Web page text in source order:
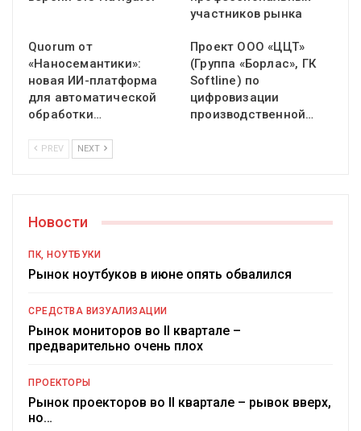
участников рынка
Quorum от
«Наносемантики»:
новая ИИ-платформа
для автоматической
обработки…
Проект ООО «ЦЦТ»
(Группа «Борлас», ГК
Softline) по
цифровизации
производственной…
PREV NEXT
Новости
ПК, НОУТБУКИ
Рынок ноутбуков в июне опять обвалился
СРЕДСТВА ВИЗУАЛИЗАЦИИ
Рынок мониторов во II квартале –
предварительно очень плох
ПРОЕКТОРЫ
Рынок проекторов во II квартале – рывок вверх,
но…